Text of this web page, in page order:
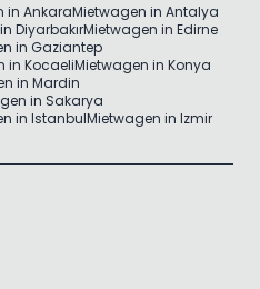
in AnkaraMietwagen in Antalya
DiyarbakırMietwagen in Edirne
in Gaziantep
in KocaeliMietwagen in Konya
in Mardin
in Sakarya
in IstanbulMietwagen in Izmir